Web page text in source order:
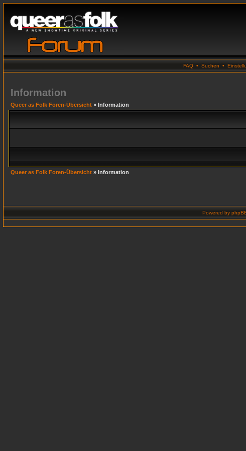
FAQ • Suchen •
Information
Queer as Folk Foren-Übersicht » Information
Queer as Folk Foren-Übersicht » Information
Powered by